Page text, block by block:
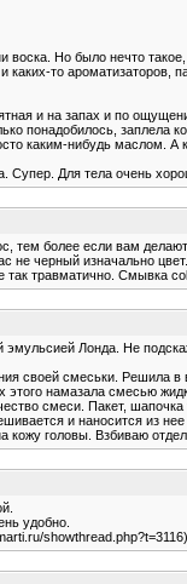
воска. Но было нечто
каких-то
и на запах и по
понадобилось,
каким-нибудь маслом. А
Супер. Для тела очень
тем более если вам
не черный изначально цвет.
травматично. Смывка
Лонда. Не
своей смеськи. Решила
намазала смесью
смеси. Пакет,
и наносится из
головы. Взбиваю
удобно.
showthread.php?t=3116)